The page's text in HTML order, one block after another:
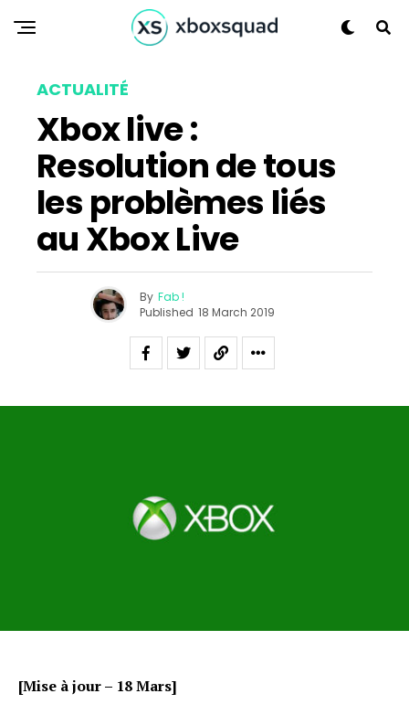
ACTUALITÉ
Xbox live :
Resolution de tous
les problèmes liés
au Xbox Live
By Fab !
Published 18 March 2019
[Mise à jour – 18 Mars]